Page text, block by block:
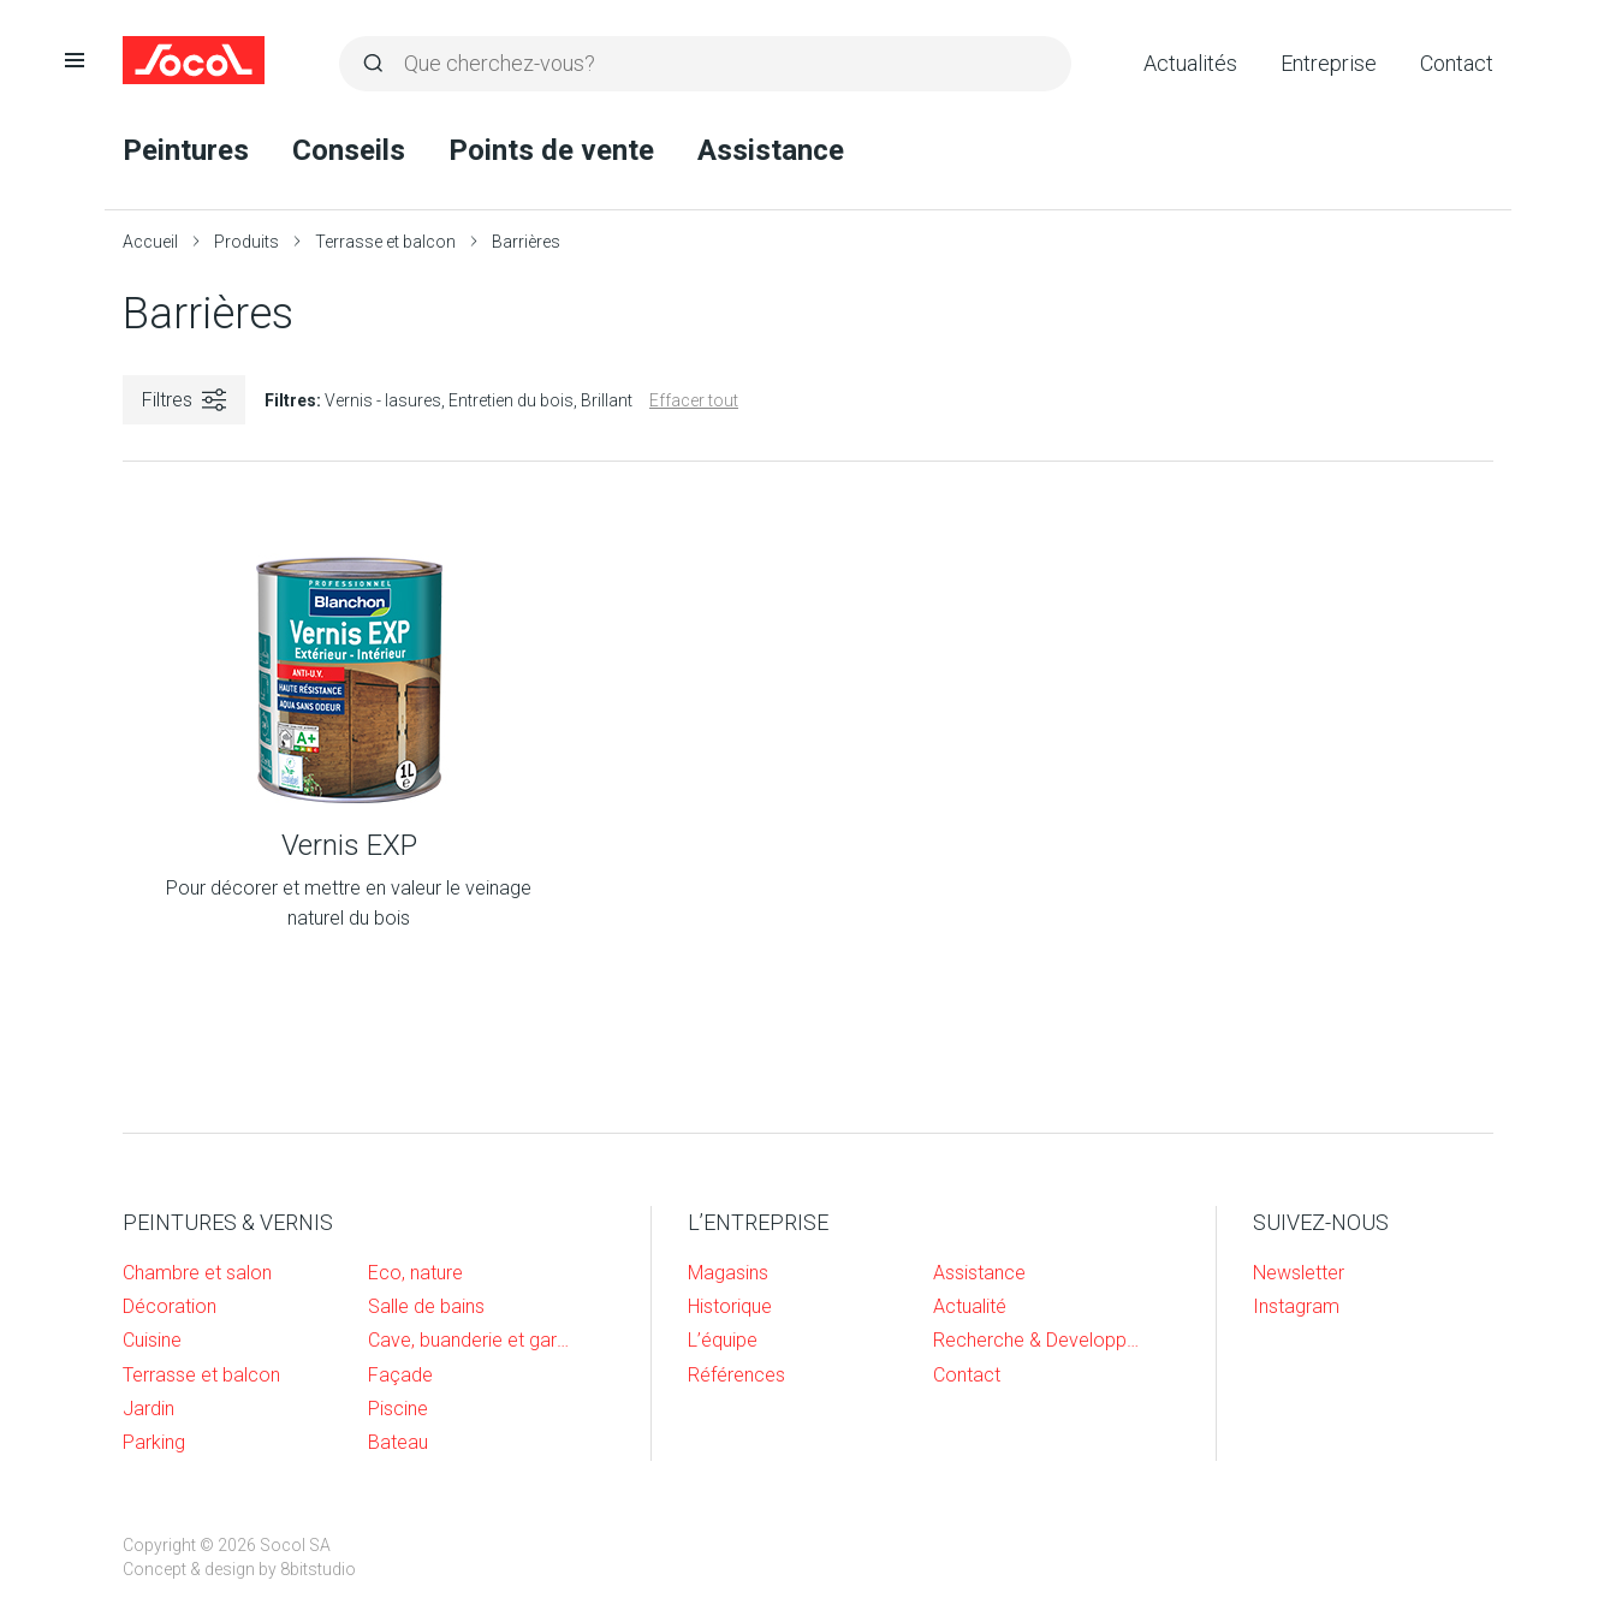
Rechercher
recherche
Ouvrir
Peintures Conseils Points de vente Assistance
Actualités Entreprise Contact
Accueil Produits Terrasse et balcon Barrières
Barrières
Filtres Filtres: Vernis - lasures Entretien du bois Brillant Effacer tout
Vernis EXP
Pour décorer et mettre en valeur le veinage
naturel du bois
PEINTURES & VERNIS
Chambre et salon
Eco, nature
Décoration
Salle de bains
Cuisine
Cave, buanderie et garage
Terrasse et balcon
Façade
Jardin
Piscine
Parking
Bateau
L’ENTREPRISE
Magasins
Assistance
Historique
Actualité
L’équipe
Recherche & Developpement
Références
Contact
SUIVEZ-NOUS
Newsletter
Instagram
Copyright © 2026 Socol SA
Concept & design by 8bitstudio